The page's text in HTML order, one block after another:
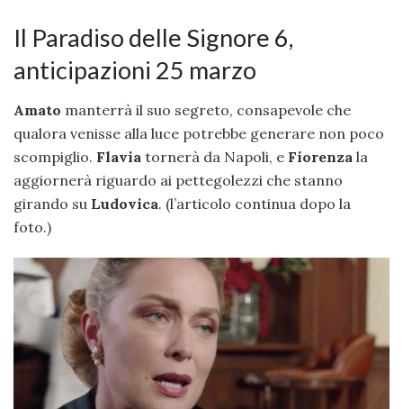
Il Paradiso delle Signore 6,
anticipazioni 25 marzo
Amato manterrà il suo segreto, consapevole che
qualora venisse alla luce potrebbe generare non poco
scompiglio. Flavia tornerà da Napoli, e Fiorenza la
aggiornerà riguardo ai pettegolezzi che stanno
girando su Ludovica. (l’articolo continua dopo la
foto.)